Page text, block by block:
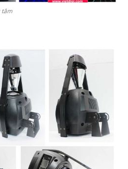
tâm